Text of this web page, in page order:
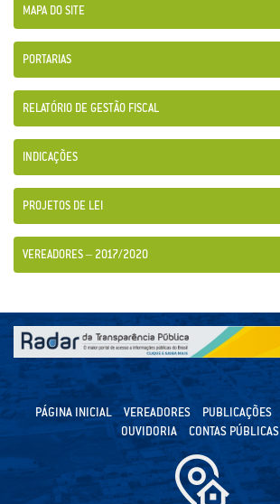
MAPA DO SITE
PORTARIAS
RELATÓRIO DE GESTÃO FISCAL
INDICAÇÕES
PROJETOS DE LEI
VEREADORES – 2017/2020
PÁGINA INICIAL VEREADORES PUBLICAÇÕES
OUVIDORIA
CONTAS PÚBLICAS